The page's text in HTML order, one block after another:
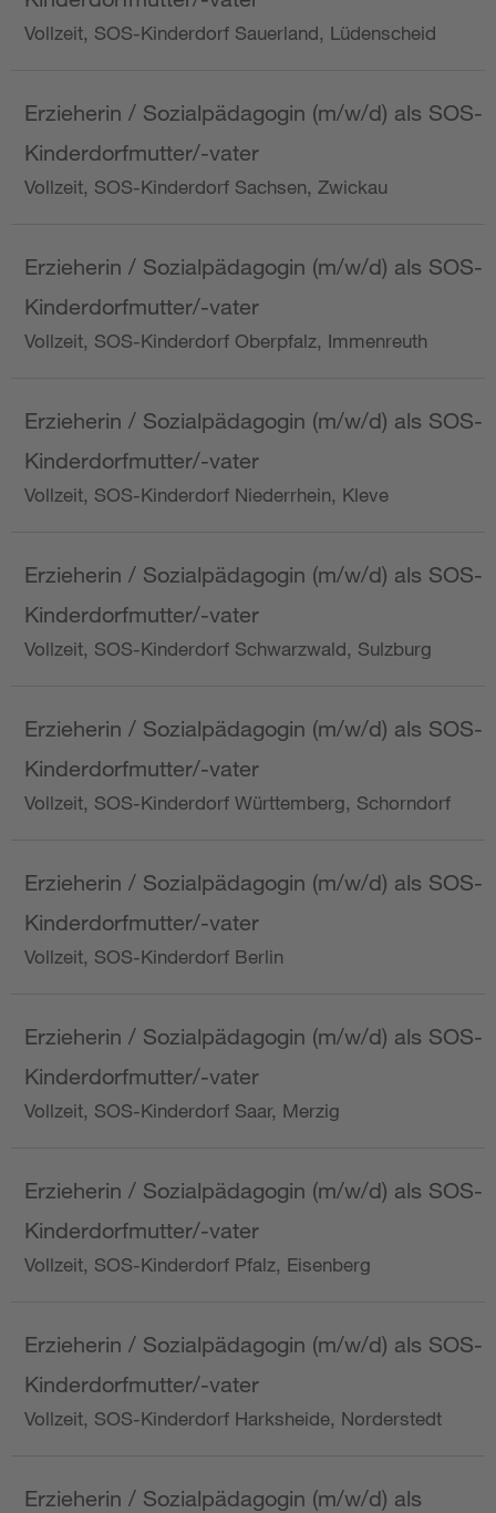
Vollzeit, SOS-Kinderdorf Sauerland, Lüdenscheid
Erzieherin / Sozialpädagogin (m/w/d) als SOS-
Kinderdorfmutter/-vater
Vollzeit, SOS-Kinderdorf Sachsen, Zwickau
Erzieherin / Sozialpädagogin (m/w/d) als SOS-
Kinderdorfmutter/-vater
Vollzeit, SOS-Kinderdorf Oberpfalz, Immenreuth
Erzieherin / Sozialpädagogin (m/w/d) als SOS-
Kinderdorfmutter/-vater
Vollzeit, SOS-Kinderdorf Niederrhein, Kleve
Erzieherin / Sozialpädagogin (m/w/d) als SOS-
Kinderdorfmutter/-vater
Vollzeit, SOS-Kinderdorf Schwarzwald, Sulzburg
Erzieherin / Sozialpädagogin (m/w/d) als SOS-
Kinderdorfmutter/-vater
Vollzeit, SOS-Kinderdorf Württemberg, Schorndorf
Erzieherin / Sozialpädagogin (m/w/d) als SOS-
Kinderdorfmutter/-vater
Vollzeit, SOS-Kinderdorf Berlin
Erzieherin / Sozialpädagogin (m/w/d) als SOS-
Kinderdorfmutter/-vater
Vollzeit, SOS-Kinderdorf Saar, Merzig
Erzieherin / Sozialpädagogin (m/w/d) als SOS-
Kinderdorfmutter/-vater
Vollzeit, SOS-Kinderdorf Pfalz, Eisenberg
Erzieherin / Sozialpädagogin (m/w/d) als SOS-
Kinderdorfmutter/-vater
Vollzeit, SOS-Kinderdorf Harksheide, Norderstedt
Erzieherin / Sozialpädagogin (m/w/d) als